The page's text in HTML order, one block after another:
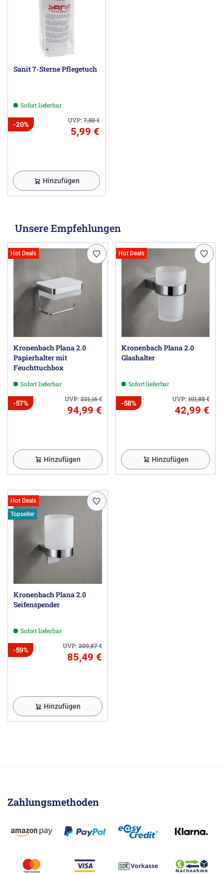
Sanit 7-Sterne Pflegetuch
Sofort lieferbar
UVP:7,50€
-20%
5,99 €
Hinzufügen
Unsere Empfehlungen
Hot Deals
Kronenbach Plana 2.0
Papierhalter mit
Feuchttuchbox
Sofort lieferbar
UVP:221,16€
-57%
94,99 €
Hinzufügen
Hot Deals
Kronenbach Plana 2.0
Glashalter
Sofort lieferbar
UVP:101,88€
-58%
42,99 €
Hinzufügen
Hot Deals
Topseller
Kronenbach Plana 2.0
Seifenspender
Sofort lieferbar
UVP:209,87€
-59%
85,49 €
Hinzufügen
Zahlungsmethoden